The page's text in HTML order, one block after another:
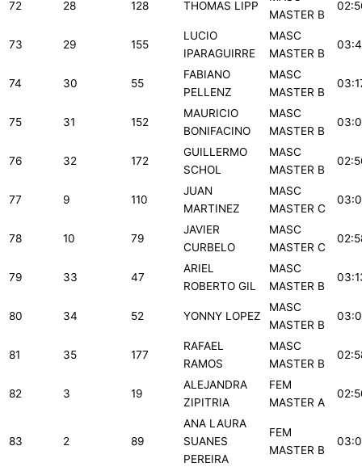
72 28 128 THOMAS LIPP
MASTER B
73 29 155
LUCIO
IPARAGUIRRE
MASC
MASTER B
74 30 55
FABIANO
PELLENZ
MASC
MASTER B
75 31 152
MAURICIO
BONIFACINO
MASC
MASTER B
76 32 172
GUILLERMO
SCHOL
MASC
MASTER B
77 9 110
JUAN
MARTINEZ
MASC
MASTER C
78 10 79
JAVIER
CURBELO
MASC
MASTER C
79 33 47
ARIEL
ROBERTO GIL
MASC
MASTER B
80 34 52 YONNY LOPEZ
MASC
MASTER B
81 35 177
RAFAEL
RAMOS
MASC
MASTER B
82 3 19
ALEJANDRA
ZIPITRIA
FEM
MASTER A
83 2 89
ANA LAURA
SUANES
PEREIRA
FEM
MASTER B